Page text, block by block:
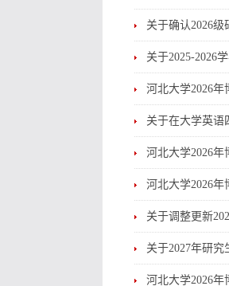
关于确认2026
关于2025-2026
河北大学2026
关于在大学英语
河北大学2026
河北大学2026
关于调整更新
关于2027年研
河北大学2026